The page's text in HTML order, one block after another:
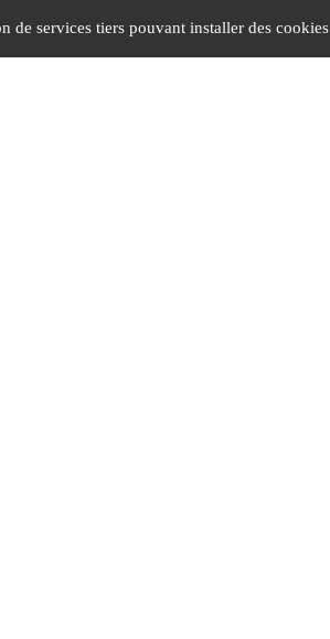
de services tiers pouvant installer des cookies